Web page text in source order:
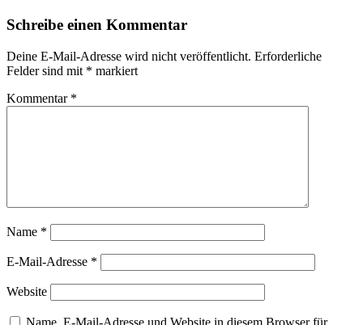
Schreibe einen Kommentar
Deine E-Mail-Adresse wird nicht veröffentlicht. Erforderliche
Felder sind mit * markiert
Kommentar *
Name *
E-Mail-Adresse *
Website
Name, E-Mail-Adresse und Website in diesem Browser für